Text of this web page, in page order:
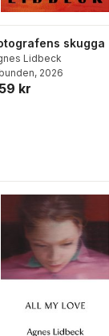
skugga
Lidbeck
, 2026
kr